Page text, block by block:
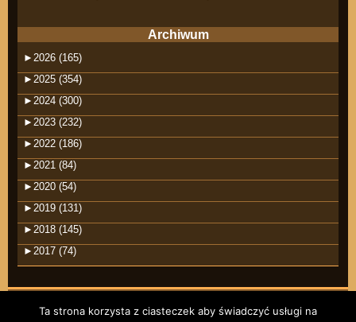
Archiwum
► 2026 (165)
► 2025 (354)
► 2024 (300)
► 2023 (232)
► 2022 (186)
► 2021 (84)
► 2020 (54)
► 2019 (131)
► 2018 (145)
► 2017 (74)
Ta strona korzysta z ciasteczek aby świadczyć usługi na